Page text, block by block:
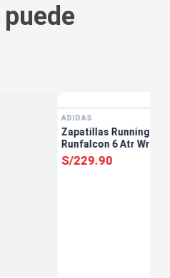
ADIDAS
Zapatillas Running
Runfalcon 6 Atr Wr W
S/229.90